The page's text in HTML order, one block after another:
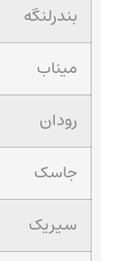
بندرلنگه
میناب
رودان
جاسک
سیریک